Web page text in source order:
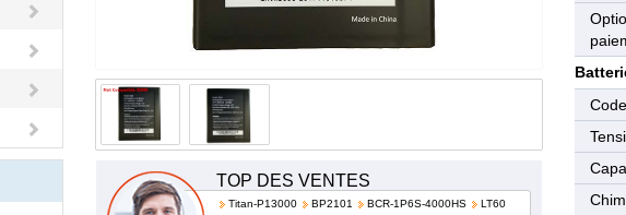
TOP DES VENTES
Titan-P13000 BP2101 BCR-1P6S-4000HS
LT60